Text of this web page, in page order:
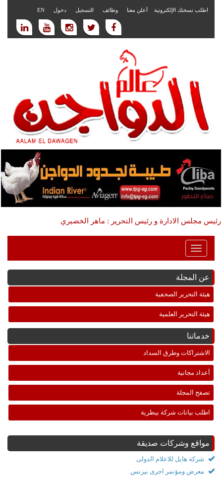
اطلب نسختك الإلكترونية أعلن معنا وظائف التسجيل دخول EN
رئيس مجلس الادارة و رئيس التحرير : ماهر الخضيري
Toggle
Navigation
عن المجلة
هيئة التحرير الصحفية
هيئة التحرير العلمية
خدماتنا
الاشتراكات وطرق السداد
أعداد مجانية
تصفح المجلة
اطلب بيانات شركة بيطرية
مواقع وشركات صديقة
شركة هايل للاعلام الدولى
معرض ومؤتمر اجرى بيزنس